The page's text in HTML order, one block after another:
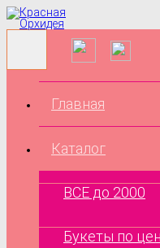
Главная
Каталог
ВСЕ до 2000
Букеты по